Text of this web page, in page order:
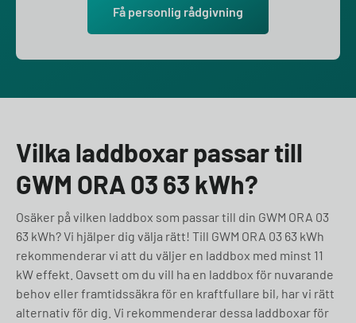
Få personlig rådgivning
Vilka laddboxar passar till
GWM ORA 03 63 kWh?
Osäker på vilken laddbox som passar till din GWM ORA 03
63 kWh? Vi hjälper dig välja rätt! Till GWM ORA 03 63 kWh
rekommenderar vi att du väljer en laddbox med minst 11
kW effekt. Oavsett om du vill ha en laddbox för nuvarande
behov eller framtidssäkra för en kraftfullare bil, har vi rätt
alternativ för dig. Vi rekommenderar dessa laddboxar för